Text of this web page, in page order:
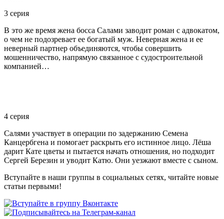
3 серия
В это же время жена босса Салами заводит роман с адвокатом,
о чем не подозревает ее богатый муж. Неверная жена и ее
неверный партнер объединяются, чтобы совершить
мошенничество, напрямую связанное с судостроительной
компанией…
4 серия
Салями участвует в операции по задержанию Семена
Канцербгена и помогает раскрыть его истинное лицо. Лёша
дарит Кате цветы и пытается начать отношения, но подходит
Сергей Березин и уводит Катю. Они уезжают вместе с сыном.
Вступайте в наши группы в социальных сетях, читайте новые
статьи первыми!